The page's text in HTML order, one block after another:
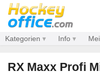
Kategorien Info
RX Maxx Profi